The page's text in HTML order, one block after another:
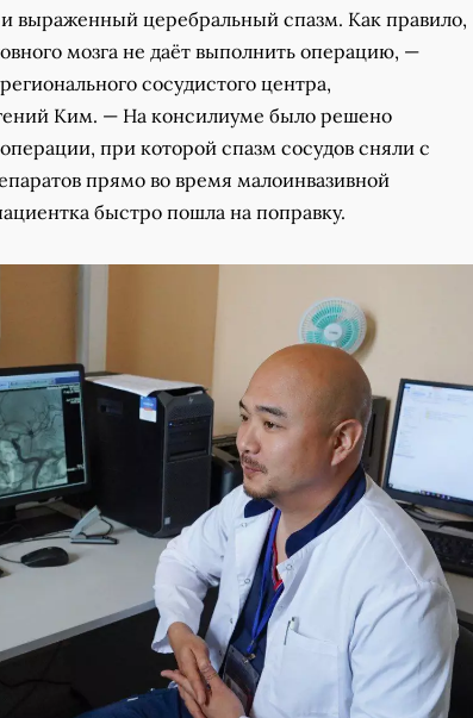
выраженный церебральный спазм. Как правило,
мозга не даёт выполнить операцию, —
сосудистого центра,
Ким. — На консилиуме было решено
при которой спазм сосудов сняли с
прямо во время малоинвазивной
быстро пошла на поправку.